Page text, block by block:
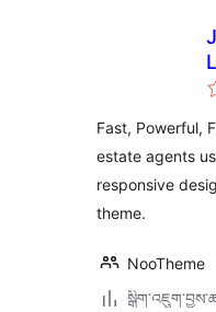
Fast, Powerful,
estate agents
responsive
theme.
NooTheme